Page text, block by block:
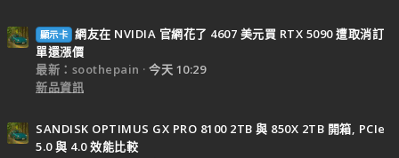
顯示卡 網友在 NVIDIA 官網花了 4607 美元買 RTX 5090 遭取消訂
單還漲價
最新：soothepain
今天 10:29
新品資訊
SANDISK OPTIMUS GX PRO 8100 2TB 與 850X 2TB 開箱, PCIe
5.0 與 4.0 效能比較